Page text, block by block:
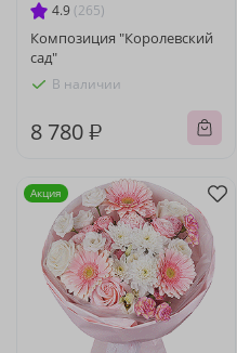
4.9 (265)
Композиция "Королевский
сад"
В наличии
8 780 ₽
Акция